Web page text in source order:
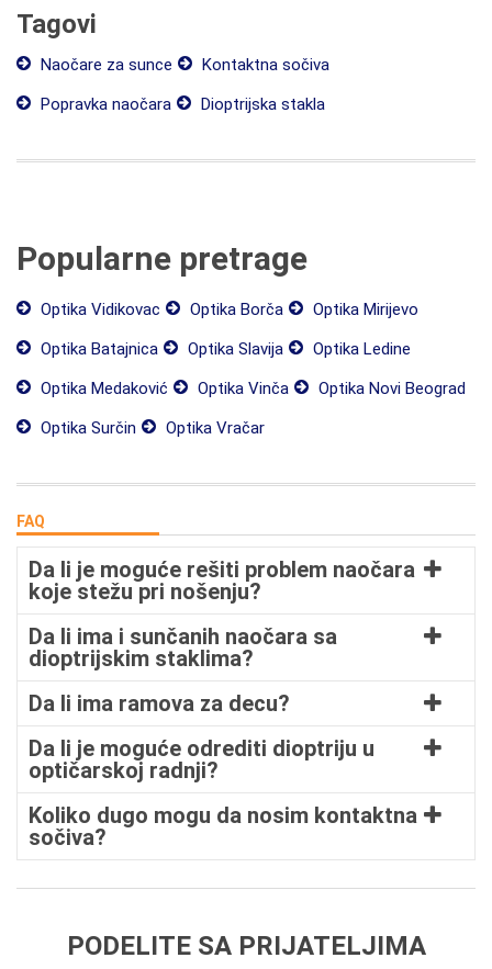
Tagovi
Naočare za sunce
Kontaktna sočiva
Popravka naočara
Dioptrijska stakla
Popularne pretrage
Optika Vidikovac Optika Borča
Optika Mirijevo
Optika Batajnica
Optika Slavija
Optika Ledine
Optika Medaković
Optika Vinča
Optika Novi Beograd
Optika Surčin
Optika Vračar
FAQ
Da li je moguće rešiti problem naočara
koje stežu pri nošenju?
Da li ima i sunčanih naočara sa
dioptrijskim staklima?
Da li ima ramova za decu?
Da li je moguće odrediti dioptriju u
optičarskoj radnji?
Koliko dugo mogu da nosim kontaktna
sočiva?
PODELITE SA PRIJATELJIMA